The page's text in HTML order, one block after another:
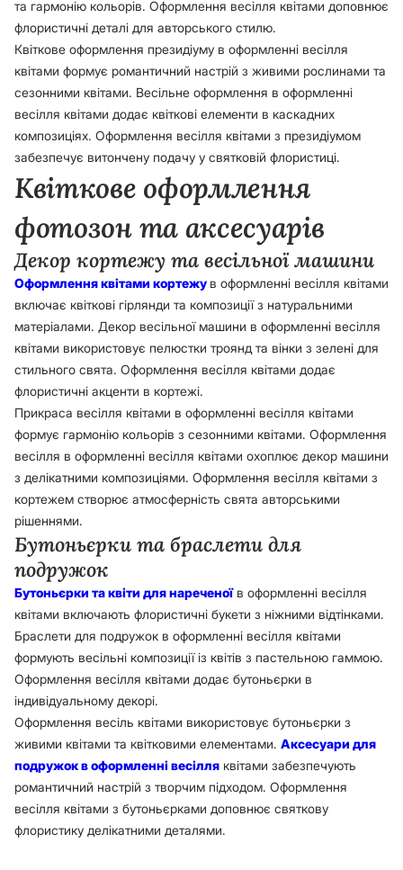
та гармонію кольорів. Оформлення весілля квітами доповнює
флористичні деталі для авторського стилю.
Квіткове оформлення президіуму в оформленні весілля
квітами формує романтичний настрій з живими рослинами та
сезонними квітами. Весільне оформлення в оформленні
весілля квітами додає квіткові елементи в каскадних
композиціях. Оформлення весілля квітами з президіумом
забезпечує витончену подачу у святковій флористиці.
Квіткове оформлення
фотозон та аксесуарів
Декор кортежу та весільної машини
Оформлення квітами кортежу в оформленні весілля квітами
включає квіткові гірлянди та композиції з натуральними
матеріалами. Декор весільної машини в оформленні весілля
квітами використовує пелюстки троянд та вінки з зелені для
стильного свята. Оформлення весілля квітами додає
флористичні акценти в кортежі.
Прикраса весілля квітами в оформленні весілля квітами
формує гармонію кольорів з сезонними квітами. Оформлення
весілля в оформленні весілля квітами охоплює декор машини
з делікатними композиціями. Оформлення весілля квітами з
кортежем створює атмосферність свята авторськими
рішеннями.
Бутоньєрки та браслети для
подружок
Бутоньєрки та квіти для нареченої в оформленні весілля
квітами включають флористичні букети з ніжними відтінками.
Браслети для подружок в оформленні весілля квітами
формують весільні композиції із квітів з пастельною гаммою.
Оформлення весілля квітами додає бутоньєрки в
індивідуальному декорі.
Оформлення весіль квітами використовує бутоньєрки з
живими квітами та квітковими елементами. Аксесуари для
подружок в оформленні весілля квітами забезпечують
романтичний настрій з творчим підходом. Оформлення
весілля квітами з бутоньєрками доповнює святкову
флористику делікатними деталями.